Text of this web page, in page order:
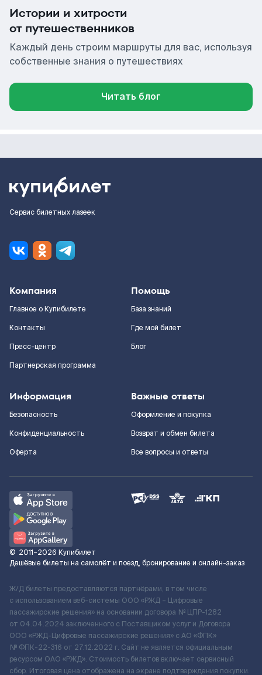
Истории и хитрости
от путешественников
Каждый день строим маршруты для вас, используя
собственные знания о путешествиях
Читать блог
Сервис билетных лазеек
Компания
Главное о Купибилете
Контакты
Пресс-центр
Партнерская программа
Помощь
База знаний
Где мой билет
Блог
Информация
Безопасность
Конфиденциальность
Оферта
Важные ответы
Оформление и покупка
Возврат и обмен билета
Все вопросы и ответы
© 2011–2026 Купибилет
Дешёвые билеты на самолёт и поезд, бронирование и онлайн-заказ
Ж/Д билеты предоставляются партнёрами, в том числе
с использованием веб-системы ООО «РЖД – Цифровые
пассажирские решения» на основании договора № ЦПР-1282
от 04.04.2024 заключенного с Поставщиком услуг и Договора
ООО «РЖД-Цифровые пассажирские решения» c АО «ФПК»
№ ФПК-22-316 от 27.12.2022 г. Сайт не является официальным
ресурсом ОАО «РЖД». Стоимость билетов включает сервисный
сбор. Итоговая цена отображена на экране подтверждения покупки.